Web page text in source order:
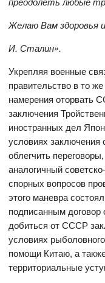
Желаю Вам здоровья
И. Сталин».
Укрепляя военные
правительство в то
намерения оторвать
заключения
иностранных дел
условиях
облегчить
аналогичный
спорных вопросов
этого маневра
подписанным договор
добиться от СССР
условиях
помощи Китаю, а
территориальные